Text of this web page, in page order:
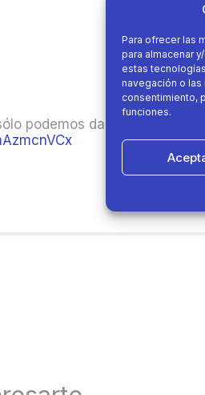
Para ofrecer las
para almacenar
estas
navegación o
consentimiento,
funciones.
podemos daros las gracias